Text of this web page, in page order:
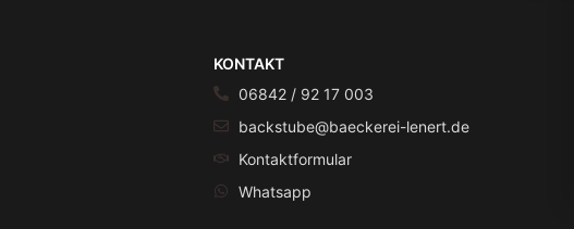
KONTAKT
06842 / 92 17 003
backstube@baeckerei-lenert.de
Kontaktformular
Whatsapp